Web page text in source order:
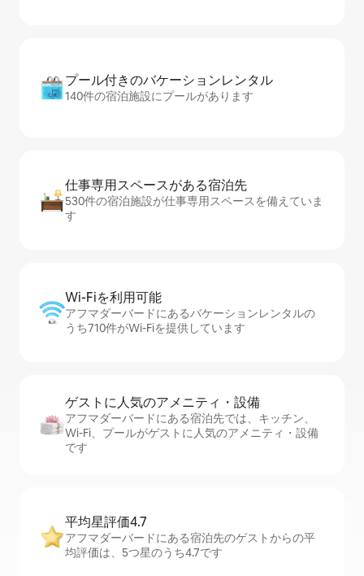
プール付きのバ⁠ケ⁠ー⁠シ⁠ョ⁠ンレ⁠ン⁠タ⁠ル
140件の宿泊施設にプールがあります
仕事専用ス⁠ペ⁠ー⁠スがあ⁠る宿⁠泊⁠先
530件の宿泊施設が仕事専用スペースを備えていま
す
Wi-Fiを利⁠用⁠可⁠能
アフマダーバードにあるバケーションレンタルの
うち710件がWi-Fiを提供しています
ゲストに人⁠気⁠のア⁠メ⁠ニ⁠テ⁠ィ・設⁠備
アフマダーバードにある宿泊先では、キッチン、
Wi-Fi、プールがゲストに人気のアメニティ・設備
です
平均星評価4.7
アフマダーバードにある宿泊先のゲストからの平
均評価は、5つ星のうち4.7です